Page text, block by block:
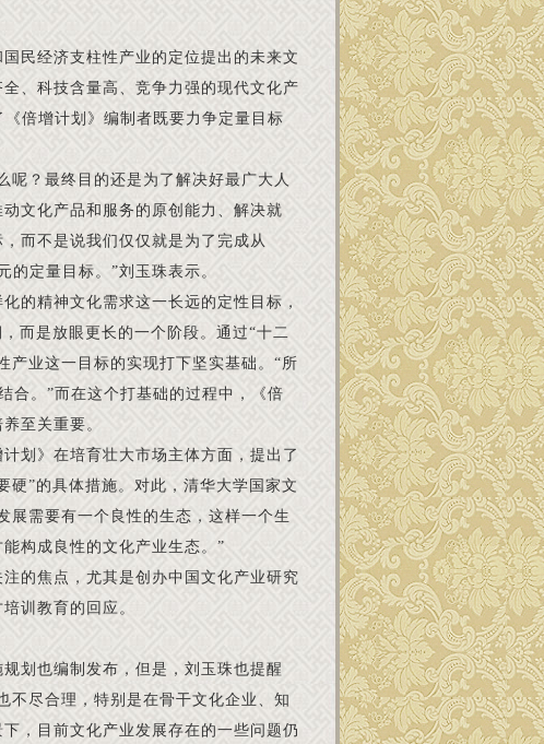
民经济支柱性产业的定位提出的未来文
、科技含量高、竞争力强的现代文化产
倍增计划》编制者既要力争定量目标
呢？最终目的还是为了解决好最广大人
文化产品和服务的原创能力、解决就
而不是说我们仅仅就是为了完成从
的定量目标。”刘玉珠表示。
的精神文化需求这一长远的定性目标，
而是放眼更长的一个阶段。通过“十二
产业这一目标的实现打下坚实基础。“所
合。”而在这个打基础的过程中，《倍
至关重要。
划》在培育壮大市场主体方面，提出了
硬”的具体措施。对此，清华大学国家文
展需要有一个良性的生态，这样一个生
构成良性的文化产业生态。”
的焦点，尤其是创办中国文化产业研究
训教育的回应。
划也编制发布，但是，刘玉珠也提醒
不尽合理，特别是在骨干文化企业、知
，目前文化产业发展存在的一些问题仍